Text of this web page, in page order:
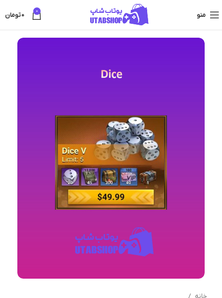
منو 0
0تومان
خانه